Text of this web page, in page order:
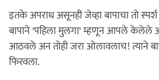
इतके अपराध असूनही जेव्हा बापाचा तो
बापाने 'पहिला मुलगा' म्हणून आपले केलेले
आठवले अन तोही जरा ओलावलाच! त्याने
फिरवला.